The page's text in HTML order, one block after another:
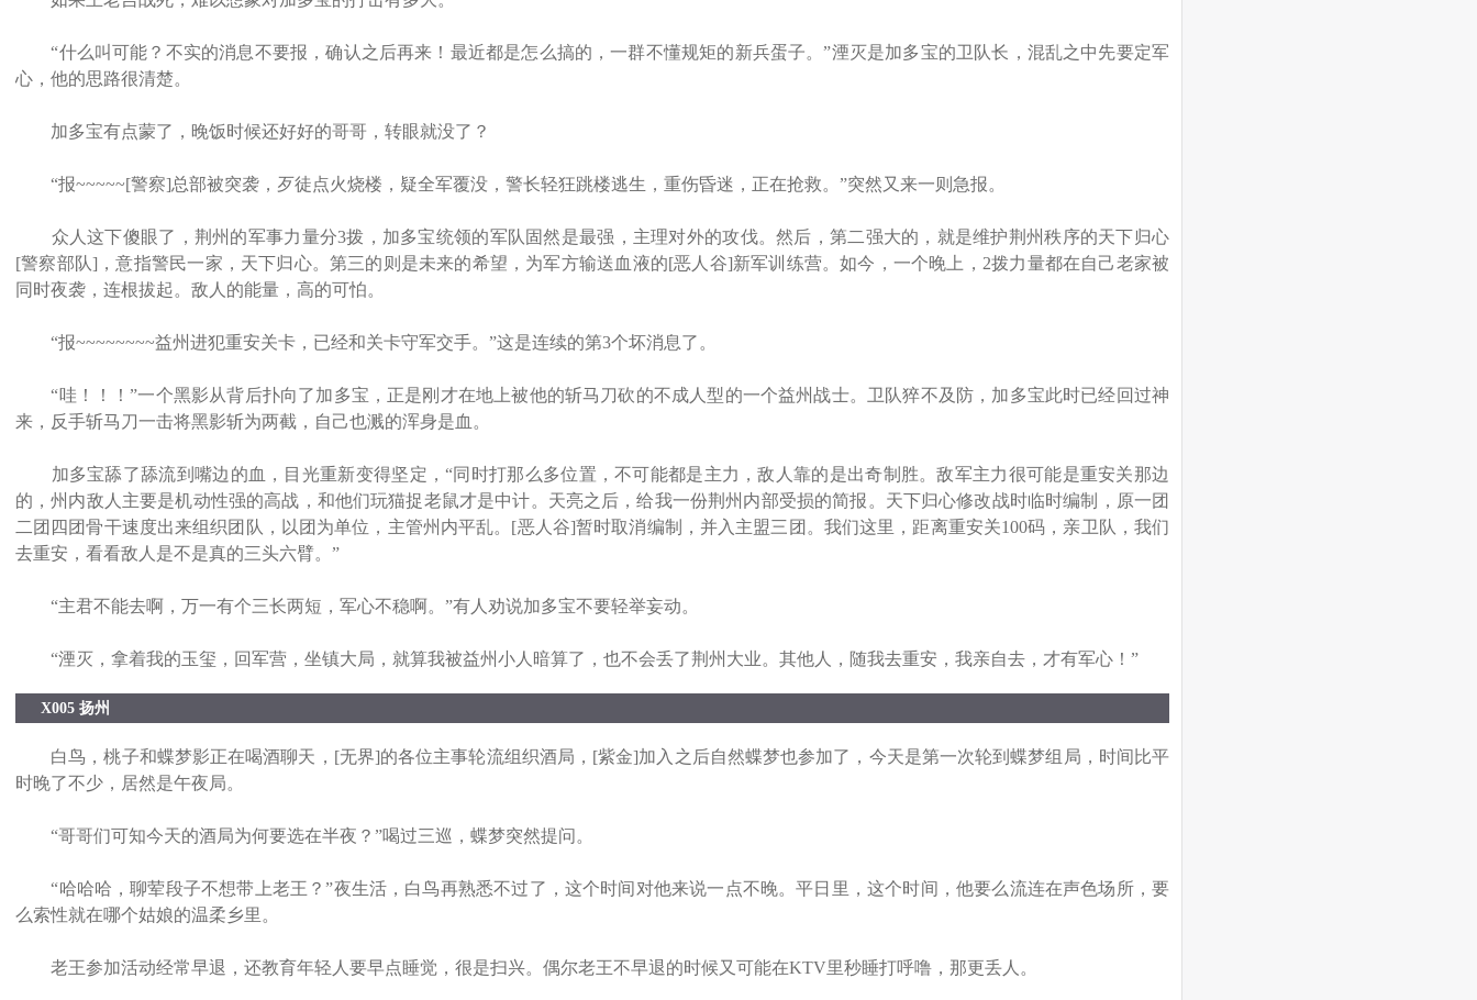
“什么叫可能？不实的消息不要报，确认之后再来！最近都是怎么搞的，一群不懂规矩的新兵蛋子。”湮灭是加多宝的卫队长，混乱之中先要定军
心，他的思路很清楚。
加多宝有点蒙了，晚饭时候还好好的哥哥，转眼就没了？
“报~~~~~[警察]总部被突袭，歹徒点火烧楼，疑全军覆没，警长轻狂跳楼逃生，重伤昏迷，正在抢救。”突然又来一则急报。
众人这下傻眼了，荆州的军事力量分3拨，加多宝统领的军队固然是最强，主理对外的攻伐。然后，第二强大的，就是维护荆州秩序的天下归心
[警察部队]，意指警民一家，天下归心。第三的则是未来的希望，为军方输送血液的[恶人谷]新军训练营。如今，一个晚上，2拨力量都在自己老家被
同时夜袭，连根拔起。敌人的能量，高的可怕。
“报~~~~~~~~益州进犯重安关卡，已经和关卡守军交手。”这是连续的第3个坏消息了。
“哇！！！”一个黑影从背后扑向了加多宝，正是刚才在地上被他的斩马刀砍的不成人型的一个益州战士。卫队猝不及防，加多宝此时已经回过神
来，反手斩马刀一击将黑影斩为两截，自己也溅的浑身是血。
加多宝舔了舔流到嘴边的血，目光重新变得坚定，“同时打那么多位置，不可能都是主力，敌人靠的是出奇制胜。敌军主力很可能是重安关那边
的，州内敌人主要是机动性强的高战，和他们玩猫捉老鼠才是中计。天亮之后，给我一份荆州内部受损的简报。天下归心修改战时临时编制，原一团
二团四团骨干速度出来组织团队，以团为单位，主管州内平乱。[恶人谷]暂时取消编制，并入主盟三团。我们这里，距离重安关100码，亲卫队，我们
去重安，看看敌人是不是真的三头六臂。”
“主君不能去啊，万一有个三长两短，军心不稳啊。”有人劝说加多宝不要轻举妄动。
“湮灭，拿着我的玉玺，回军营，坐镇大局，就算我被益州小人暗算了，也不会丢了荆州大业。其他人，随我去重安，我亲自去，才有军心！”
X005 扬州
白鸟，桃子和蝶梦影正在喝酒聊天，[无界]的各位主事轮流组织酒局，[紫金]加入之后自然蝶梦也参加了，今天是第一次轮到蝶梦组局，时间比平
时晚了不少，居然是午夜局。
“哥哥们可知今天的酒局为何要选在半夜？”喝过三巡，蝶梦突然提问。
“哈哈哈，聊荤段子不想带上老王？”夜生活，白鸟再熟悉不过了，这个时间对他来说一点不晚。平日里，这个时间，他要么流连在声色场所，要
么索性就在哪个姑娘的温柔乡里。
老王参加活动经常早退，还教育年轻人要早点睡觉，很是扫兴。偶尔老王不早退的时候又可能在KTV里秒睡打呼噜，那更丢人。